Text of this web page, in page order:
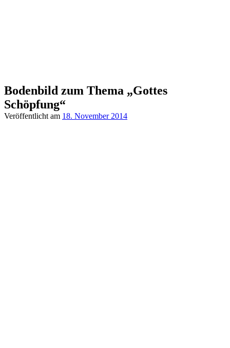
Bodenbild zum Thema „Gottes
Schöpfung“
Veröffentlicht am 18. November 2014